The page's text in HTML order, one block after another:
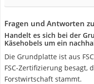
Fragen und Antworten
Handelt es sich bei der
Käsehobels um ein
Die Grundplatte ist aus
FSC-Zertifizierung besagt,
Forstwirtschaft stammt.